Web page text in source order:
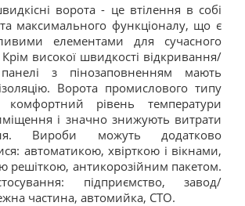
ворота - це втілення в собі
максимального функціоналу, що є
елементами для сучасного
високої швидкості відкривання/
з пінозаповненням мають
Ворота промислового типу
комфортний рівень температури
і значно знижують витрати
Вироби можуть додатково
автоматикою, хвірткою і вікнами,
решіткою, антикорозійним пакетом.
підприємство, завод/
частина, автомийка, СТО.